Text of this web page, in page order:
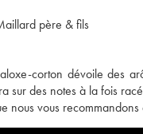
père & fils
corton dévoile des
sur des notes à la fois
nous vous